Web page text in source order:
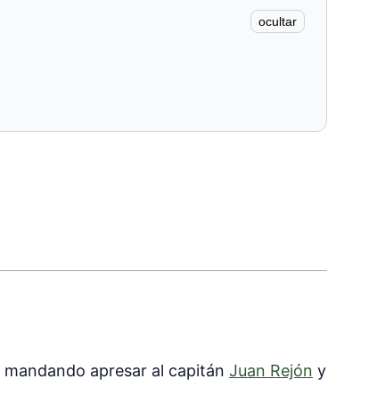
ocultar
mandando apresar al capitán Juan Rejón y